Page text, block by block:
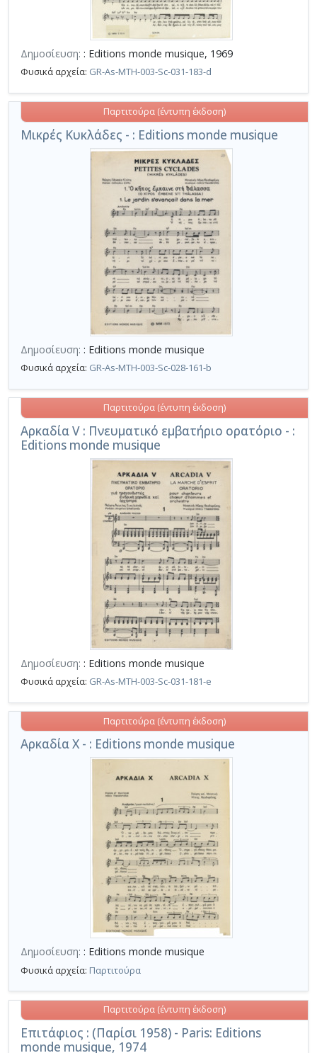
Δημοσίευση: : Editions monde musique, 1969
Φυσικά αρχεία: GR-As-MTH-003-Sc-031-183-d
Μικρές Κυκλάδες - : Editions monde musique
Παρτιτούρα (έντυπη έκδοση)
Δημοσίευση: : Editions monde musique
Φυσικά αρχεία: GR-As-MTH-003-Sc-028-161-b
Αρκαδία V : Πνευματικό εμβατήριο ορατόριο - :
Editions monde musique
Παρτιτούρα (έντυπη έκδοση)
Δημοσίευση: : Editions monde musique
Φυσικά αρχεία: GR-As-MTH-003-Sc-031-181-e
Αρκαδία X - : Editions monde musique
Παρτιτούρα (έντυπη έκδοση)
Δημοσίευση: : Editions monde musique
Φυσικά αρχεία: Παρτιτούρα
Επιτάφιος : (Παρίσι 1958) - Paris: Editions
monde musique, 1974
Παρτιτούρα (έντυπη έκδοση)